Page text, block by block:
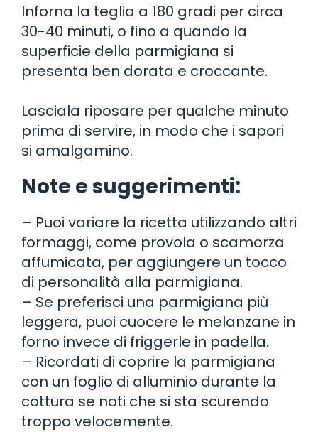
Inforna la teglia a 180 gradi per circa
30-40 minuti, o fino a quando la
superficie della parmigiana si
presenta ben dorata e croccante.
Lasciala riposare per qualche minuto
prima di servire, in modo che i sapori
si amalgamino.
Note e suggerimenti:
– Puoi variare la ricetta utilizzando altri
formaggi, come provola o scamorza
affumicata, per aggiungere un tocco
di personalità alla parmigiana.
– Se preferisci una parmigiana più
leggera, puoi cuocere le melanzane in
forno invece di friggerle in padella.
– Ricordati di coprire la parmigiana
con un foglio di alluminio durante la
cottura se noti che si sta scurendo
troppo velocemente.